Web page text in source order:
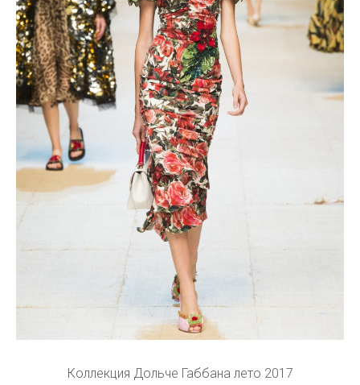
Коллекция Дольче Габбана лето 2017